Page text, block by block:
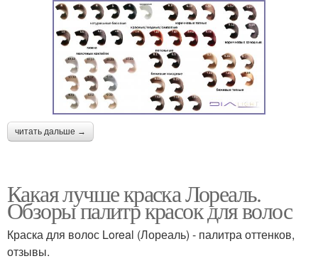
читать дальше →
Какая лучше краска Лореаль.
Обзоры палитр красок для волос
Краска для волос Loreal (Лореаль) - палитра оттенков,
отзывы.